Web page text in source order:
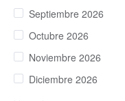
Septiembre 2026
Octubre 2026
Noviembre 2026
Diciembre 2026